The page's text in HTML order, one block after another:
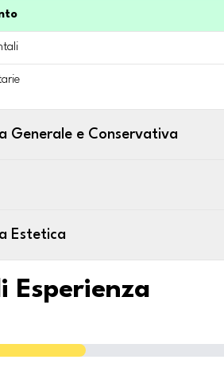
Generale e Conservativa
Estetica
Esperienza